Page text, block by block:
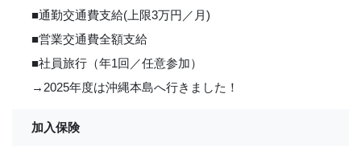
■通勤交通費支給(上限3万円／月)
■営業交通費全額支給
■社員旅行（年1回／任意参加）
→2025年度は沖縄本島へ行きました！
加入保険